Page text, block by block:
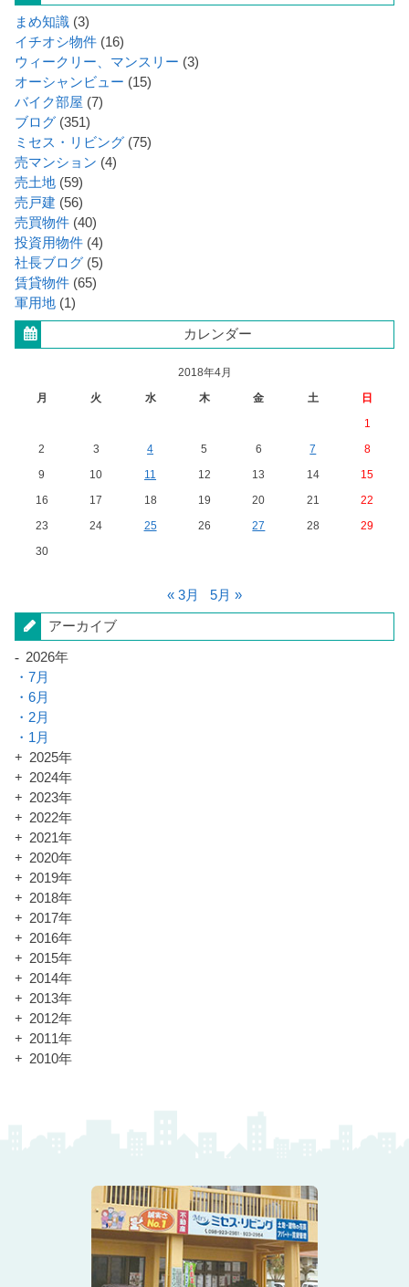
まめ知識 (3)
イチオシ物件 (16)
ウィークリー、マンスリー (3)
オーシャンビュー (15)
バイク部屋 (7)
ブログ (351)
ミセス・リビング (75)
売マンション (4)
売土地 (59)
売戸建 (56)
売買物件 (40)
投資用物件 (4)
社長ブログ (5)
賃貸物件 (65)
軍用地 (1)
カレンダー
2018年4月
月
火 水 木 金 土
日
1
2
3 4 5 6 7
8
9
10 11 12 13 14
15
16
17 18 19 20 21
22
23
24 25 26 27 28
29
30
« 3月 5月 »
アーカイブ
2026年
7月
6月
2月
1月
2025年
2024年
2023年
2022年
2021年
2020年
2019年
2018年
2017年
2016年
2015年
2014年
2013年
2012年
2011年
2010年